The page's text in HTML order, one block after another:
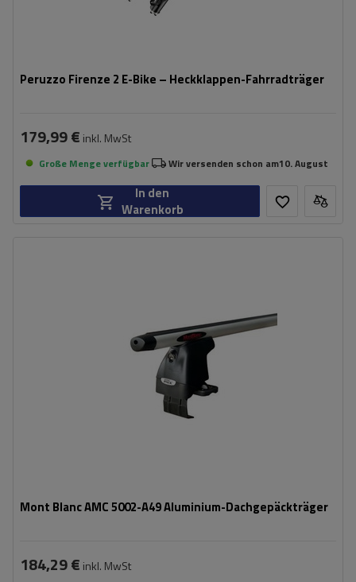
Peruzzo Firenze 2 E-Bike – Heckklappen-Fahrradträger
179,99 € inkl. MwSt
Große Menge verfügbar Wir versenden schon am10. August
In den
Warenkorb
Mont Blanc AMC 5002-A49 Aluminium-Dachgepäckträger
184,29 € inkl. MwSt